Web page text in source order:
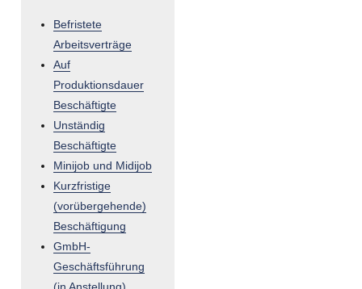
Befristete
Arbeitsverträge
Auf
Produktionsdauer
Beschäftigte
Unständig
Beschäftigte
Minijob und Midijob
Kurzfristige
(vorübergehende)
Beschäftigung
GmbH-
Geschäftsführung
(in Anstellung)